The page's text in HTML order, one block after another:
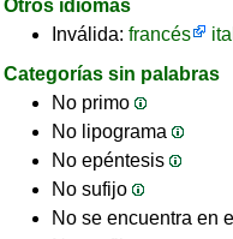
Otros idiomas
Inválida: francés
Categorías sin palabras
No primo
No lipograma
No epéntesis
No sufijo
No se encuentra en